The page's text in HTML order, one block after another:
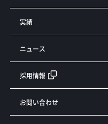
実績
ニュース
採用情報
お問い合わせ